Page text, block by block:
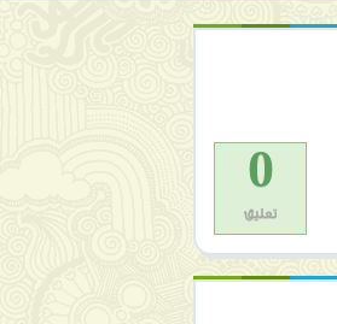
0
تعليق